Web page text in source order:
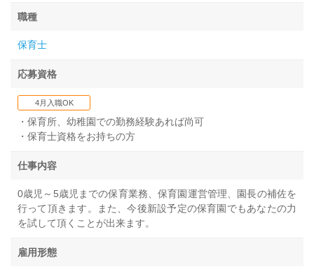
職種
保育士
応募資格
4月入職OK
・保育所、幼稚園での勤務経験あれば尚可
・保育士資格をお持ちの方
仕事内容
0歳児～5歳児までの保育業務、保育園運営管理、園長の補佐を
行って頂きます。また、今後新設予定の保育園でもあなたの力
を試して頂くことが出来ます。
雇用形態